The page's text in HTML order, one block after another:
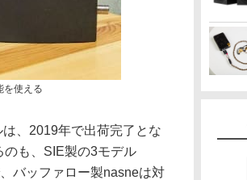
を使える
、2019年で出荷完了とな
も、SIE製の3モデル
バッファロー製nasneは対